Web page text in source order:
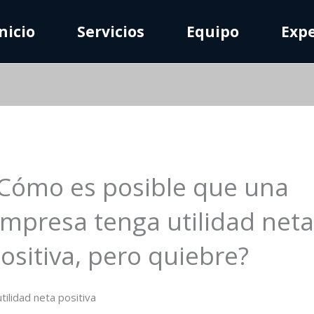
Servicios Equipo
es posible que una
tenga utilidad neta
pero quiebre?